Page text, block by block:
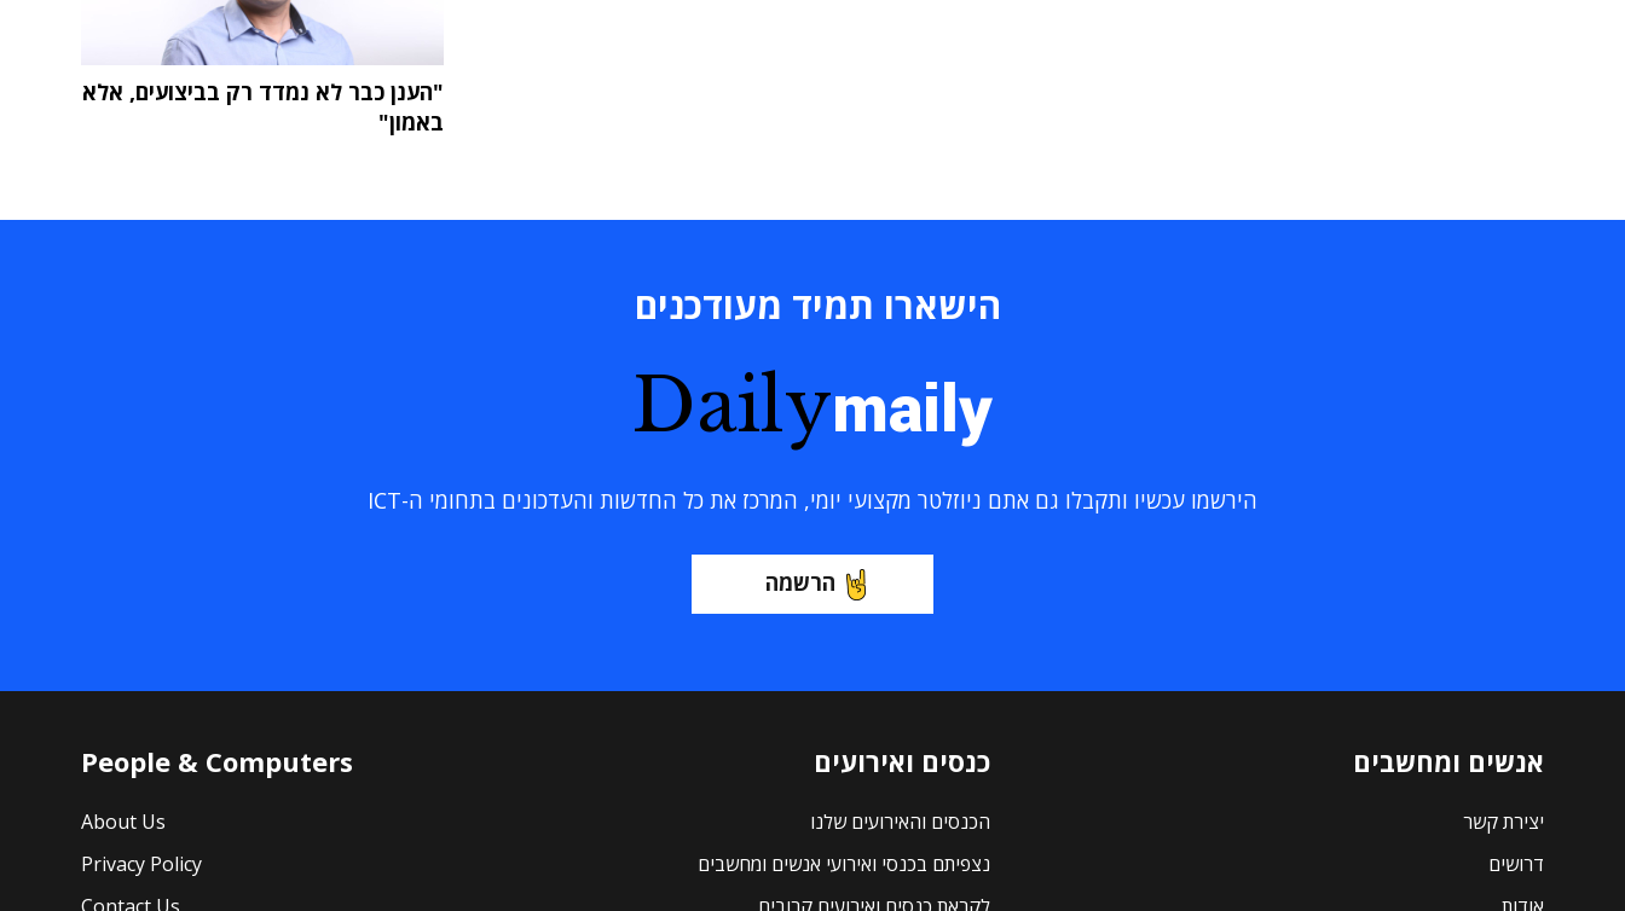
"הענן כבר לא נמדד רק בביצועים, אלא
באמון"
הישארו תמיד מעודכנים
Dailymaily
הירשמו עכשיו ותקבלו גם אתם ניוזלטר מקצועי יומי, המרכז את כל החדשות והעדכונים בתחומי ה-ICT
הרשמה
אנשים ומחשבים
יצירת קשר
דרושים
כנסים ואירועים
הכנסים והאירועים שלנו
נצפיתם בכנסי ואירועי אנשים ומחשבים
People & Computers
About Us
Privacy Policy